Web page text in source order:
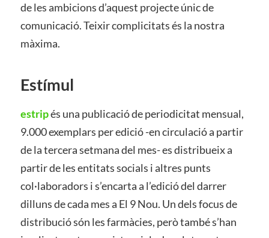
de les ambicions d’aquest projecte únic de
comunicació. Teixir complicitats és la nostra
màxima.
Estímul
estripés una publicació de periodicitat mensual,
9.000 exemplars per edició -en circulació a partir
de la tercera setmana del mes- es distribueix a
partir de les entitats socials i altres punts
col·laboradors i s’encarta a l’edició del darrer
dilluns de cada mes a El 9 Nou. Un dels focus de
distribució són les farmàcies, però també s’han